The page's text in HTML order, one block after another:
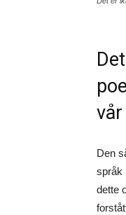
Den
språk
dette